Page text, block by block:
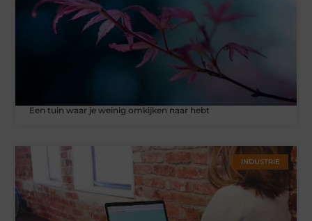
Een tuin waar je weinig omkijken naar hebt
INDUSTRIE